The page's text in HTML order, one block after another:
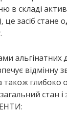
в складі
це засіб
альгінатних
також
стан